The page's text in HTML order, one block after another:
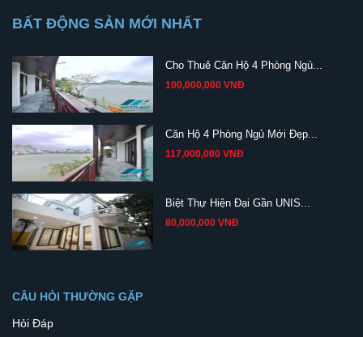
BẤT ĐỘNG SẢN MỚI NHẤT
Cho Thuê Căn Hộ 4 Phòng Ngủ...
100,000,000 VNĐ
Căn Hộ 4 Phòng Ngủ Mới Đẹp...
117,000,000 VNĐ
Biệt Thự Hiện Đại Gần UNIS...
80,000,000 VNĐ
CÂU HỎI THƯỜNG GẶP
Hỏi Đáp